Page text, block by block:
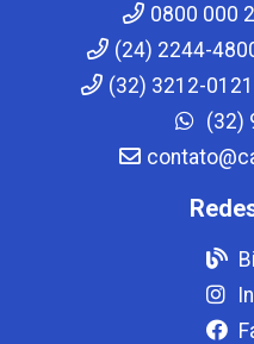
0800 000
(24) 2244-
(32) 3212-
(32)